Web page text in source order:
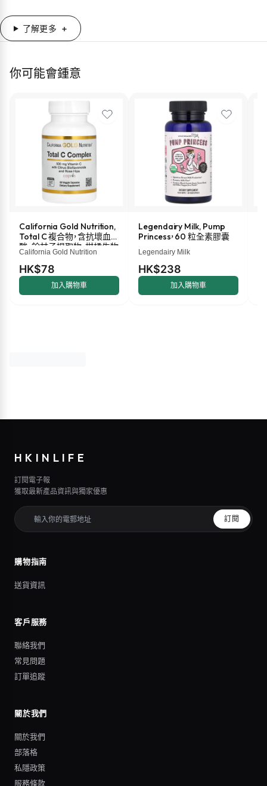
了解更多
你可能會鍾意
California Gold Nutrition,
Total C 複合物，含抗壞血
酸、餘甘子提取物、柑橘生物
類黃酮和玫瑰果提取物，
500 毫克，60 粒素食膠囊
California Gold Nutrition
HK$78
加入購物車
Legendairy Milk, Pump
Princess，60 粒全素膠囊
Legendairy Milk
HK$238
加入購物車
HKINLIFE
訂閱電子報
獲取最新產品資訊與獨家優惠
訂閱
購物指南
送貨資訊
客戶服務
聯絡我們
常見問題
訂單追蹤
關於我們
關於我們
部落格
私隱政策
服務條款